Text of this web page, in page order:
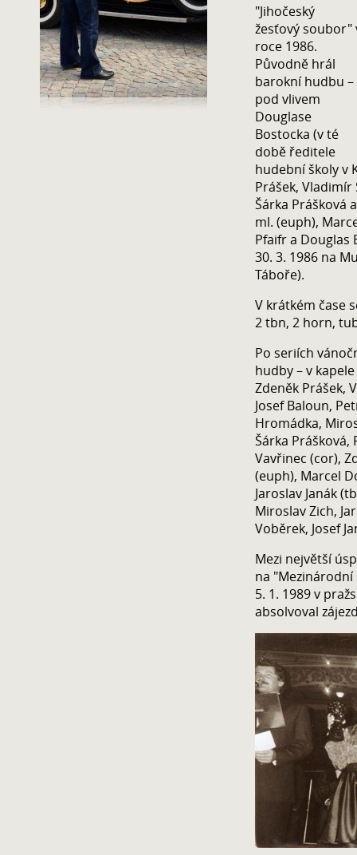
"Jihočeský
žesťový soubor"
roce 1986.
Původně hrál
barokní hudbu –
pod vlivem
Douglase
Bostocka (v té
době ředitele
hudební školy v
Prášek, Vladimír
Šárka Prášková
ml. (euph),
Pfaifr a Douglas
30. 3. 1986 na
Táboře).
V krátkém čase
2 tbn, 2 horn,
Po seriích
hudby – v
Zdeněk Prášek,
Josef Baloun,
Hromádka,
Šárka Prášková,
Vavřinec (cor),
(euph), Marcel
Jaroslav Janák
Miroslav Zich,
Voběrek, Josef
Mezi největší
na
5. 1. 1989 v
absolvoval